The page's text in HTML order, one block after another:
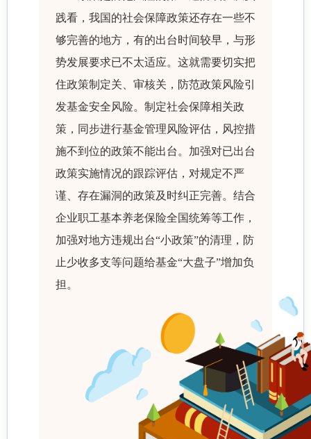
践看，我国的社会保障政策还存在一些不
够完善的地方，有的出台时间较早，与形
势发展要求已不太适应。这就需要切实把
住政策制定关、审核关，防范政策风险引
发基金安全风险。制定社会保障相关政
策，同步进行基金管理风险评估，风控措
施不到位的政策不能出台。加强对已出台
政策实施情况的跟踪评估，对规定不严
谨、存在漏洞的政策及时纠正完善。结合
企业职工基本养老保险全国统筹等工作，
加强对地方违规出台“小政策”的清理，防
止少收多支等问题给基金“大盘子”增加负
担。